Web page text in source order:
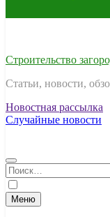
Строительство
Статьи, новости,
Новостная рассылка
Случайные новости
Найти:
Меню